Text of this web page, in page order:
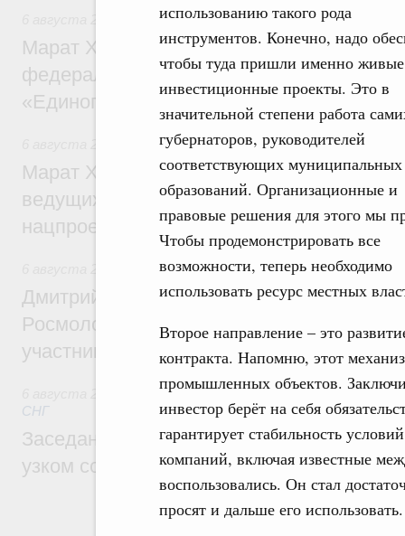
использованию такого рода
инструментов. Конечно, надо
чтобы туда пришли именно живые
инвестиционные проекты. Это в
значительной степени работа
губернаторов, руководителей
соответствующих муниципальных
образований. Организационные и
правовые решения для этого мы
Чтобы продемонстрировать все
возможности, теперь необходимо
использовать ресурс местных
Второе направление – это
контракта. Напомню, этот
промышленных объектов.
инвестор берёт на себя
гарантирует стабильность
компаний, включая известные
воспользовались. Он стал
просят и дальше его использовать.
Регулирование в сфере строительства
Марат Хуснуллин: Более 130
федерального значения построено под
«Единого заказчика»
Национальный проект «Инфраструктура
Марат Хуснуллин: Порядка 200
ведущих к спортивным объектам,
нацпроекту «Инфраструктура для
Молодёжная политика
Дмитрий Чернышенко, Сергей Кравцов и
Росмолодёжи Григорий Гуров
участников проекта «Кольцо открытий»
Евразийский экономический союз.
СНГ
Заседание Евразийского
узком составе